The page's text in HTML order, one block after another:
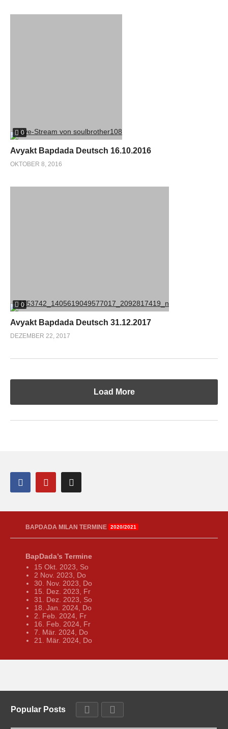
0
Avyakt Bapdada Deutsch 16.10.2016
OKTOBER 8, 2016
0
Avyakt Bapdada Deutsch 31.12.2017
DEZEMBER 22, 2017
Load More
BAPDADA MILAN TERMINE 2020/2021
BapDada’s Termine
15 Okt. 2023, So
2 Nov. 2023, Do
30. Nov. 2023, Do
15. Dez. 2023, Fr
31. Dez. 2023, So
18. Jan. 2024, Do
2. Feb. 2024, Fr
16. Feb. 2024, Fr
7. Mär. 2024, Do
21. Mär. 2024, Do
Popular Posts